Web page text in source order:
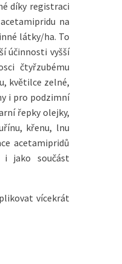
díky registraci
na
látky/ha. To
účinnosti vyšší
čtyřzubému
květilce zelné,
i pro podzimní
řepky olejky,
křenu, lnu
acetamipridů
i jako součást
vícekrát